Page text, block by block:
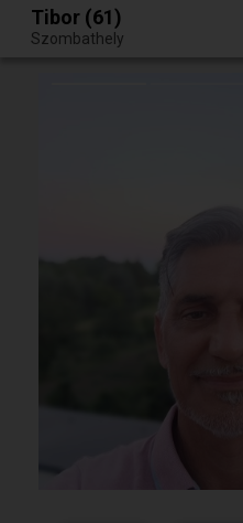
Egy jó randiból bármi lehet.
Tibor (61)
Szombathely